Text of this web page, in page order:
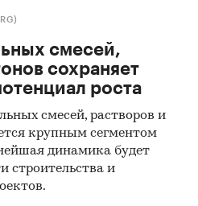
смесей,
сохраняет
роста
смесей, растворов и
крупным сегментом
динамика будет
строительства и